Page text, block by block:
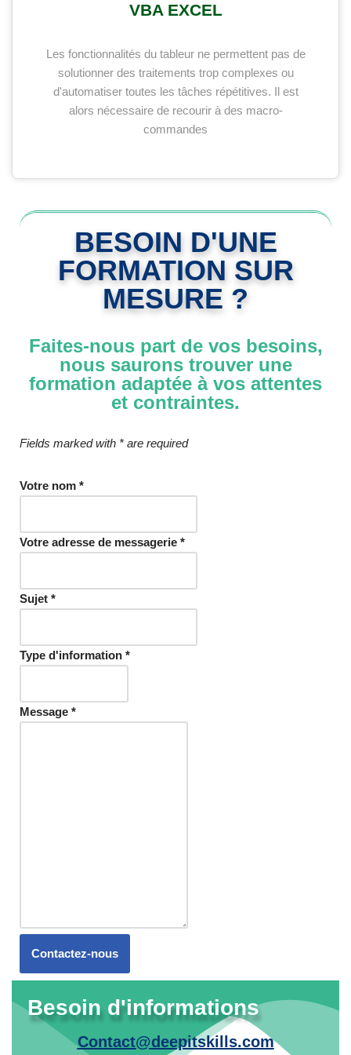
VBA EXCEL
Les fonctionnalités du tableur ne permettent pas de
solutionner des traitements trop complexes ou
d'automatiser toutes les tâches répétitives. Il est
alors nécessaire de recourir à des macro-
commandes
BESOIN D'UNE
FORMATION SUR
MESURE ?
Faites-nous part de vos besoins,
nous saurons trouver une
formation adaptée à vos attentes
et contraintes.
Fields marked with * are required
Votre nom *
Votre adresse de messagerie *
Sujet *
Type d'information *
Message *
Contactez-nous
Besoin d'informations
Contact@deepitskills.com